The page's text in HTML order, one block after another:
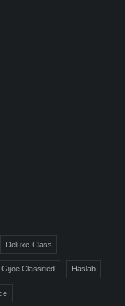
Deluxe Class
Gijoe Classified Haslab